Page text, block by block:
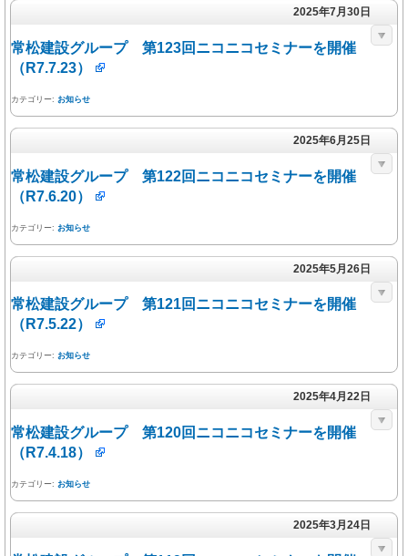
2025年7月30日
常松建設グループ 第123回ニコニコセミナーを開催
（R7.7.23）
カテゴリー: お知らせ
2025年6月25日
常松建設グループ 第122回ニコニコセミナーを開催
（R7.6.20）
カテゴリー: お知らせ
2025年5月26日
常松建設グループ 第121回ニコニコセミナーを開催
（R7.5.22）
カテゴリー: お知らせ
2025年4月22日
常松建設グループ 第120回ニコニコセミナーを開催
（R7.4.18）
カテゴリー: お知らせ
2025年3月24日